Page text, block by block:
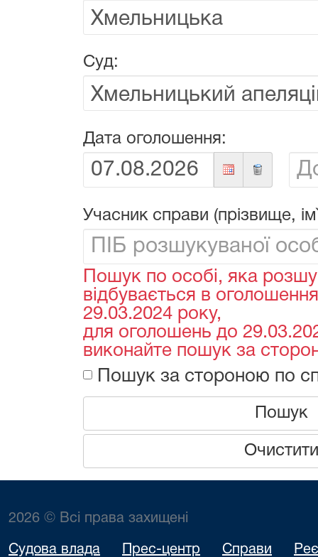
Суд:
Дата оголошення:
Від:
До:
Учасник справи (прізвище,
Пошук по особі, яка
відбувається в
29.03.2024 року,
для оголошень до
виконайте пошук за
Пошук за стороною по
Пошук
Очистити
2026 © Всі права захищені
Судова влада Прес-центр Справи